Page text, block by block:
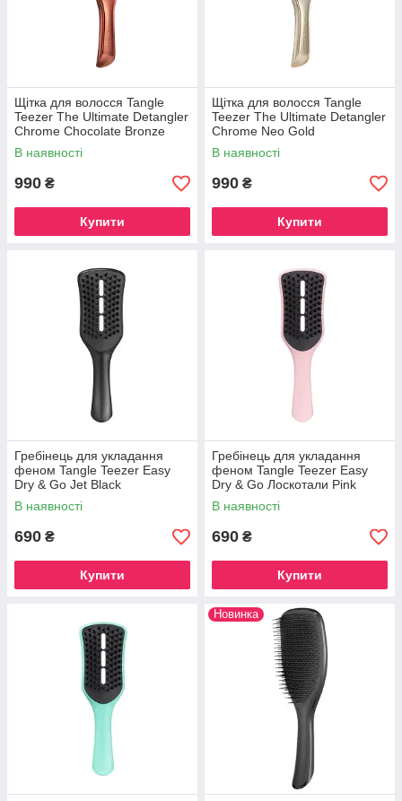
Щітка для волосся Tangle
Teezer The Ultimate Detangler
Chrome Chocolate Bronze
В наявності
990 ₴
Купити
Щітка для волосся Tangle
Teezer The Ultimate Detangler
Chrome Neo Gold
В наявності
990 ₴
Купити
Гребінець для укладання
феном Tangle Teezer Easy
Dry & Go Jet Black
В наявності
690 ₴
Купити
Гребінець для укладання
феном Tangle Teezer Easy
Dry & Go Лоскотали Pink
В наявності
690 ₴
Купити
Новинка